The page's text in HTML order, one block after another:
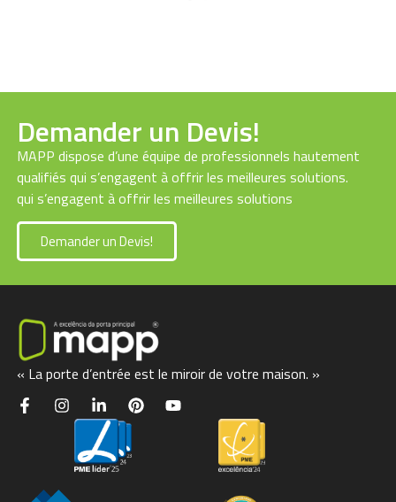
Demander un Devis!
MAPP dispose d’une équipe de professionnels hautement
qualifiés qui s’engagent à offrir les meilleures solutions.
qui s’engagent à offrir les meilleures solutions
Demander un Devis!
« La porte d’entrée est le miroir de votre maison. »